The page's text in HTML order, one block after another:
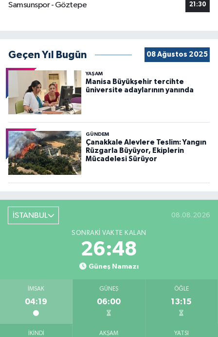
Samsunspor - Göztepe
21:30
Geçen Yıl Bugün 08 Ağustos 2025
YAŞAM
Manisa Büyükşehir tercihte
üniversite adaylarının yanında
GÜNDEM
Çanakkale Alevlere Teslim: Yangın
Rüzgarla Büyüyor, Ekiplerin
Mücadelesi Sürüyor
İSTANBUL 08.08.2026
SONRAKI VAKTE KALAN
26:46
Güneş Namazı
İMSAK
04:19
GÜNEŞ
06:00
ÖĞLE
13:15
İKINDI AKŞAM YATSI